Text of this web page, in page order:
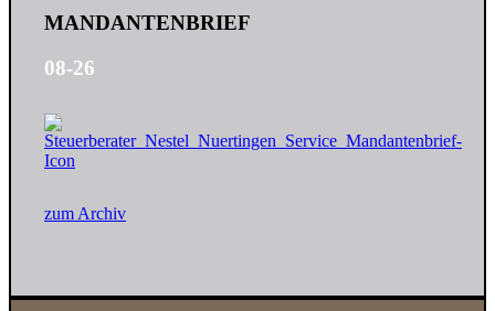
MANDANTENBRIEF
08-26
zum Archiv